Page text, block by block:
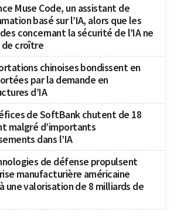
Muse Code, un assistant de
basé sur l’IA, alors que les
concernant la sécurité de l’IA ne
croître
chinoises bondissent en
par la demande en
d’IA
de SoftBank chutent de 18
malgré d’importants
dans l’IA
de défense propulsent
manufacturière américaine
une valorisation de 8 milliards de